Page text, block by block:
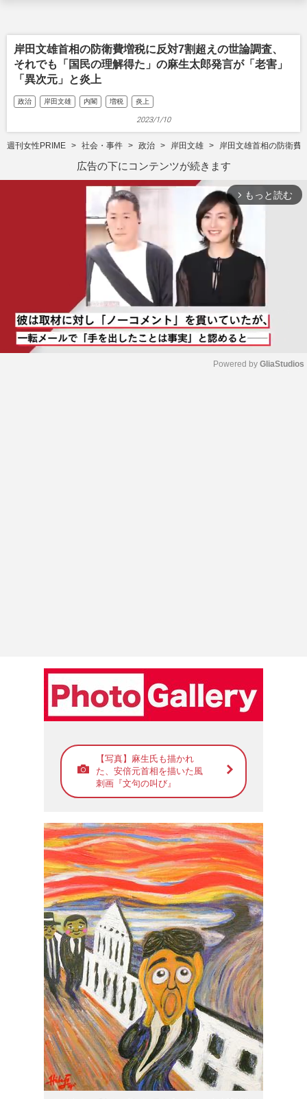
岸田文雄首相の防衛費増税に反対7割超えの世論調査、
それでも「国民の理解得た」の麻生太郎発言が「老害」
「異次元」と炎上
政治 岸田文雄 内閣 増税 炎上
2023/1/10
週刊女性PRIME 社会・事件 政治 岸田文雄 岸田文雄首相の防衛費
広告の下にコンテンツが続きます
arrow_forward_ios もっと読む
Powered by GliaStudios
【写真】麻生氏も描かれ
た、安倍元首相を描いた風
刺画『文句の叫び』